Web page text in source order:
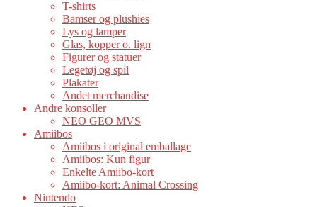
T-shirts
Bamser og plushies
Lys og lamper
Glas, kopper o. lign
Figurer og statuer
Legetøj og spil
Plakater
Andet merchandise
Andre konsoller
NEO GEO MVS
Amiibos
Amiibos i original emballage
Amiibos: Kun figur
Enkelte Amiibo-kort
Amiibo-kort: Animal Crossing
Nintendo